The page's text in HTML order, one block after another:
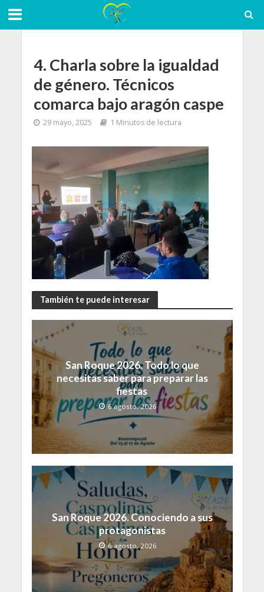
4. Charla sobre la igualdad
de género. Técnicos
comarca bajo aragón caspe
29 mayo, 2025 1 Minutos de lectura
También te puede interesar
San Roque 2026. Todo lo que
necesitas saber para preparar las
fiestas
6 agosto, 2026
San Roque 2026. Conociendo a sus
protagonistas
6 agosto, 2026